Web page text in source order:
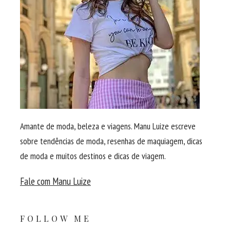
Amante de moda, beleza e viagens. Manu Luize escreve
sobre tendências de moda, resenhas de maquiagem, dicas
de moda e muitos destinos e dicas de viagem.
Fale com Manu Luize
FOLLOW ME